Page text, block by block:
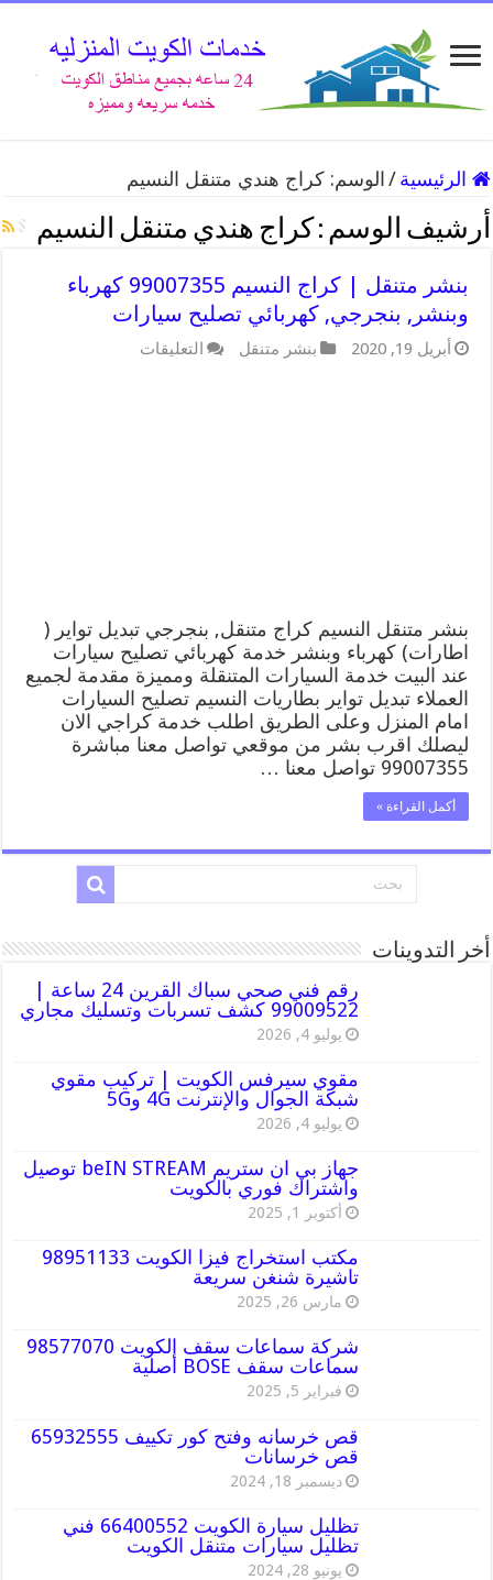
الرئيسية / الوسم:كراج هندي متنقل النسيم
أرشيف الوسم : كراج هندي متنقل النسيم
بنشر متنقل | كراج النسيم 99007355 كهرباء
وبنشر, بنجرجي, كهربائي تصليح سيارات
أبريل 19, 2020 بنشر متنقل التعليقات
بنشر متنقل النسيم كراج متنقل, بنجرجي تبديل تواير (
اطارات) كهرباء وبنشر خدمة كهربائي تصليح سيارات
عند البيت خدمة السيارات المتنقلة ومميزة مقدمة لجميع
العملاء تبديل تواير بطاريات النسيم تصليح السيارات
امام المنزل وعلى الطريق اطلب خدمة كراجي الان
ليصلك اقرب بشر من موقعي تواصل معنا مباشرة
99007355 تواصل معنا …
أكمل القراءة »
أخر التدوينات
رقم فني صحي سباك القرين 24 ساعة |
99009522 كشف تسربات وتسليك مجاري
يوليو 4, 2026
مقوي سيرفس الكويت | تركيب مقوي
شبكة الجوال والإنترنت 4G و5G
يوليو 4, 2026
جهاز بي ان ستريم beIN STREAM توصيل
واشتراك فوري بالكويت
أكتوبر 1, 2025
مكتب استخراج فيزا الكويت 98951133
تاشيرة شنغن سريعة
مارس 26, 2025
شركة سماعات سقف الكويت 98577070
سماعات سقف BOSE أصلية
فبراير 5, 2025
قص خرسانه وفتح كور تكييف 65932555
قص خرسانات
ديسمبر 18, 2024
تظليل سيارة الكويت 66400552 فني
تظليل سيارات متنقل الكويت
يونيو 28, 2024